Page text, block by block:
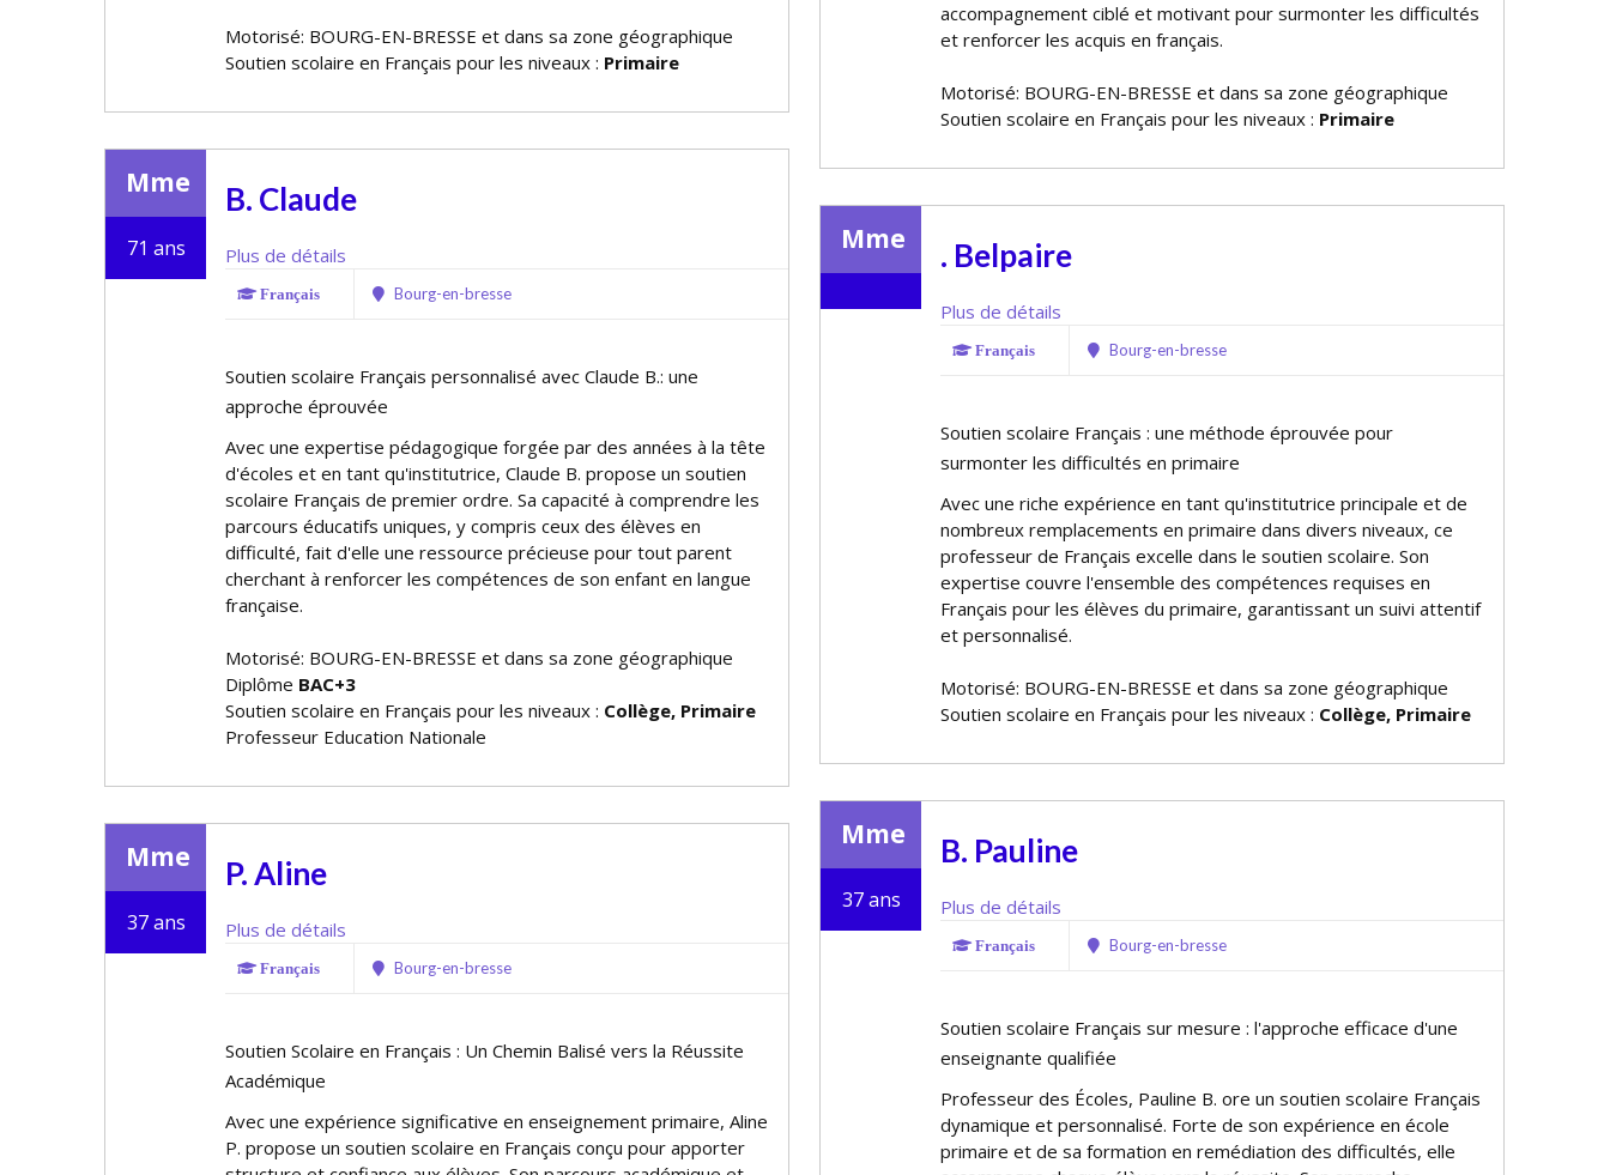
Motorisé: BOURG-EN-BRESSE et dans sa zone géographique
Soutien scolaire en Français pour les niveaux : Primaire
accompagnement ciblé et motivant pour surmonter les difficultés
et renforcer les acquis en français.
Motorisé: BOURG-EN-BRESSE et dans sa zone géographique
Soutien scolaire en Français pour les niveaux : Primaire
Mme
71 ans
B. Claude
Plus de détails
Français Bourg-en-bresse
Soutien scolaire Français personnalisé avec Claude B.: une
approche éprouvée
Avec une expertise pédagogique forgée par des années à la tête
d'écoles et en tant qu'institutrice, Claude B. propose un soutien
scolaire Français de premier ordre. Sa capacité à comprendre les
parcours éducatifs uniques, y compris ceux des élèves en
difficulté, fait d'elle une ressource précieuse pour tout parent
cherchant à renforcer les compétences de son enfant en langue
française.
Motorisé: BOURG-EN-BRESSE et dans sa zone géographique
Diplôme BAC+3
Soutien scolaire en Français pour les niveaux : Collège, Primaire
Professeur Education Nationale
Mme . Belpaire
Plus de détails
Français Bourg-en-bresse
Soutien scolaire Français : une méthode éprouvée pour
surmonter les difficultés en primaire
Avec une riche expérience en tant qu'institutrice principale et de
nombreux remplacements en primaire dans divers niveaux, ce
professeur de Français excelle dans le soutien scolaire. Son
expertise couvre l'ensemble des compétences requises en
Français pour les élèves du primaire, garantissant un suivi attentif
et personnalisé.
Motorisé: BOURG-EN-BRESSE et dans sa zone géographique
Soutien scolaire en Français pour les niveaux : Collège, Primaire
Mme
37 ans
B. Pauline
Plus de détails
Français Bourg-en-bresse
Soutien scolaire Français sur mesure : l'approche efficace d'une
enseignante qualifiée
Professeur des Écoles, Pauline B. offre un soutien scolaire Français
dynamique et personnalisé. Forte de son expérience en école
primaire et de sa formation en remédiation des difficultés, elle
Mme
37 ans
P. Aline
Plus de détails
Français Bourg-en-bresse
Soutien Scolaire en Français : Un Chemin Balisé vers la Réussite
Académique
Avec une expérience significative en enseignement primaire, Aline
P. propose un soutien scolaire en Français conçu pour apporter